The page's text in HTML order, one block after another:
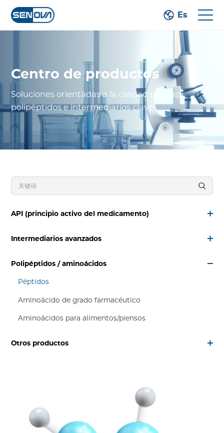
Es
Centro de productos
Soluciones orientadas a la calidad para api,
polipéptidos e intermediarios clave
API (principio activo del medicamento)
Intermediarios avanzados
Polipéptidos / aminoácidos
Péptidos
Aminoácido de grado farmacéutico
Aminoácidos para alimentos/piensos
Otros productos